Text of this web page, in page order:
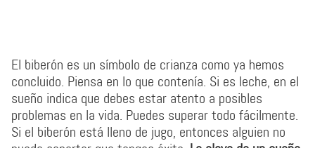
El biberón es un símbolo de crianza como ya hemos
concluido. Piensa en lo que contenía. Si es leche, en el
sueño indica que debes estar atento a posibles
problemas en la vida. Puedes superar todo fácilmente.
Si el biberón está lleno de jugo, entonces alguien no